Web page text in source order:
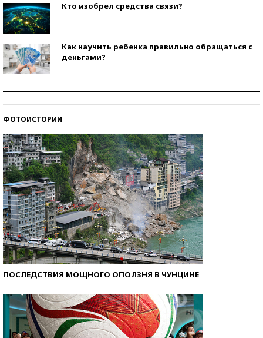
Кто изобрел средства связи?
Как научить ребенка правильно обращаться с
деньгами?
ФОТОИСТОРИИ
ПОСЛЕДСТВИЯ МОЩНОГО ОПОЛЗНЯ В ЧУНЦИНЕ